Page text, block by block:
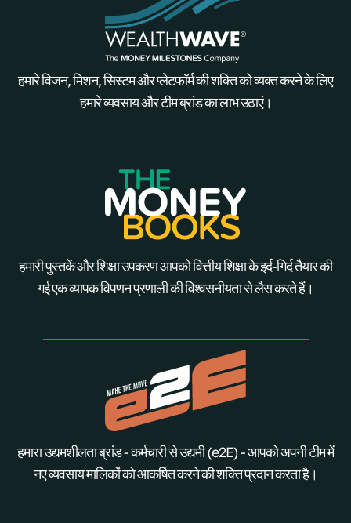
हमारे विजन, मिशन, सिस्टम और प्लेटफॉर्म की शक्ति को व्यक्त करने के लिए
हमारे व्यवसाय और टीम ब्रांड का लाभ उठाएं।
हमारी पुस्तकें और शिक्षा उपकरण आपको वित्तीय शिक्षा के इर्द-गिर्द तैयार की
गई एक व्यापक विपणन प्रणाली की विश्वसनीयता से लैस करते हैं।
हमारा उद्यमशीलता ब्रांड - कर्मचारी से उद्यमी (e2E) - आपको अपनी टीम में
नए व्यवसाय मालिकों को आकर्षित करने की शक्ति प्रदान करता है।